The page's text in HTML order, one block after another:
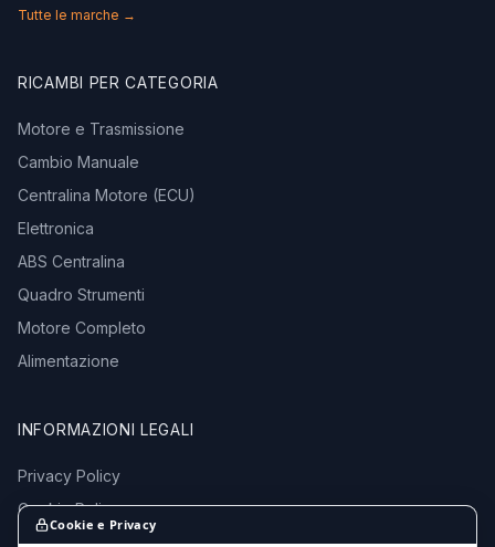
Tutte le marche →
RICAMBI PER CATEGORIA
Motore e Trasmissione
Cambio Manuale
Centralina Motore (ECU)
Elettronica
ABS Centralina
Quadro Strumenti
Motore Completo
Alimentazione
INFORMAZIONI LEGALI
Privacy Policy
Cookie Policy
Termini e Condizioni
Cookie e Privacy